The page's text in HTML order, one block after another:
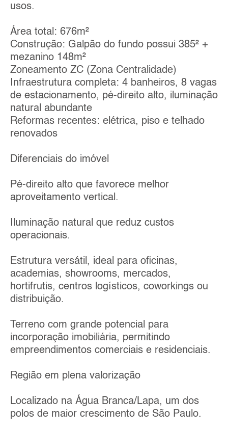
usos.
Área total: 676m²
Construção: Galpão do fundo possui 385² +
mezanino 148m²
Zoneamento ZC (Zona Centralidade)
Infraestrutura completa: 4 banheiros, 8 vagas
de estacionamento, pé-direito alto, iluminação
natural abundante
Reformas recentes: elétrica, piso e telhado
renovados
Diferenciais do imóvel
Pé-direito alto que favorece melhor
aproveitamento vertical.
Iluminação natural que reduz custos
operacionais.
Estrutura versátil, ideal para oficinas,
academias, showrooms, mercados,
hortifrutis, centros logísticos, coworkings ou
distribuição.
Terreno com grande potencial para
incorporação imobiliária, permitindo
empreendimentos comerciais e residenciais.
Região em plena valorização
Localizado na Água Branca/Lapa, um dos
polos de maior crescimento de São Paulo.